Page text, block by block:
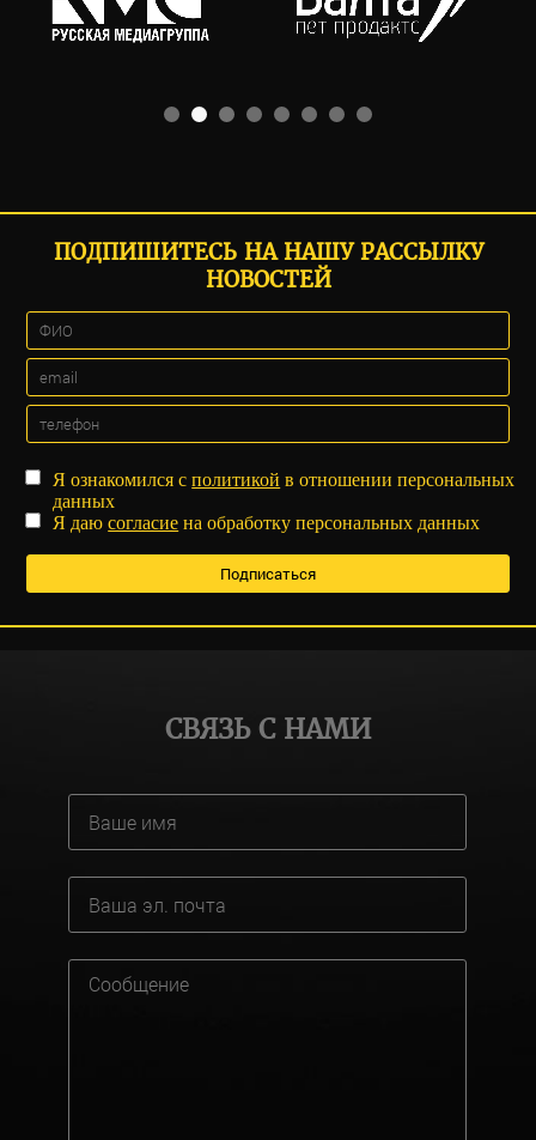
ПОДПИШИТЕСЬ НА НАШУ РАССЫЛКУ
НОВОСТЕЙ
Я ознакомился сполитикой в отношении персональных
данных
Я даюсогласие на обработку персональных данных
СВЯЗЬ С НАМИ